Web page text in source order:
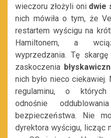
wieczoru złożyli oni dwie
nich mówiła o tym, że
restartem wyścigu na
Hamiltonem, a
wyprzedzania. Tę
zaskoczenia
nich było nieco
regulaminu, o których
odnośnie
bezpieczeństwa. Nie
dyrektora wyścigu, licząc